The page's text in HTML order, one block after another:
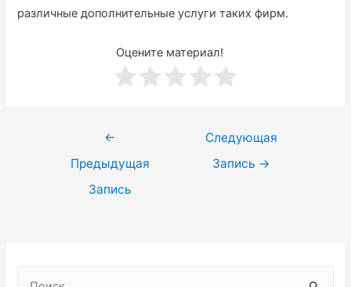
различные дополнительные услуги таких фирм.
Оцените материал!
Навигация
записям
←
Предыдущая
Запись
Следующая
Запись →